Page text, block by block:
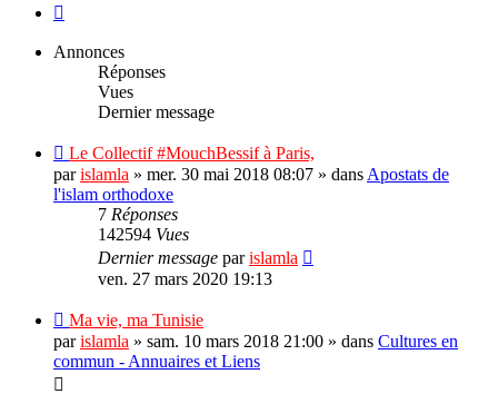
Annonces
Réponses
Vues
Dernier message
Le Collectif #MouchBessif à Paris,
parislamla » mer. 30 mai 2018 08:07 » dans Apostats de
l'islam orthodoxe
7 Réponses
142594 Vues
Dernier message parislamla
ven. 27 mars 2020 19:13
Ma vie, ma Tunisie
parislamla » sam. 10 mars 2018 21:00 » dans Cultures en
commun - Annuaires et Liens